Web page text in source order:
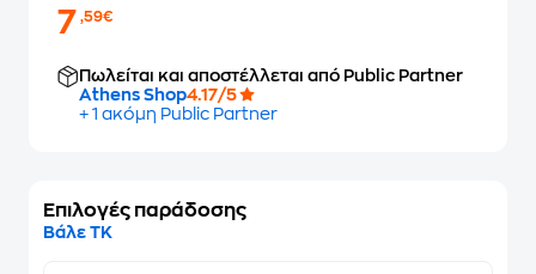
7,59€
Πωλείται και αποστέλλεται από Public Partner
Athens Shop4.17/5
+ 1 ακόμη Public Partner
Επιλογές παράδοσης
Βάλε ΤΚ